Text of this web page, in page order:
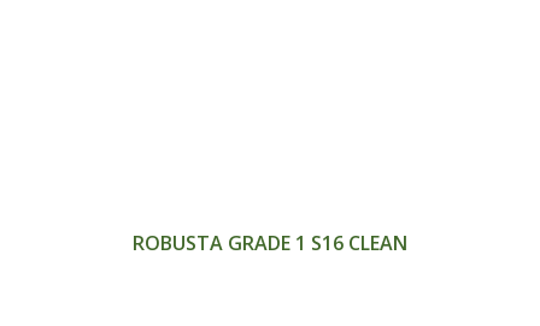
ROBUSTA GRADE 1 S16 CLEAN